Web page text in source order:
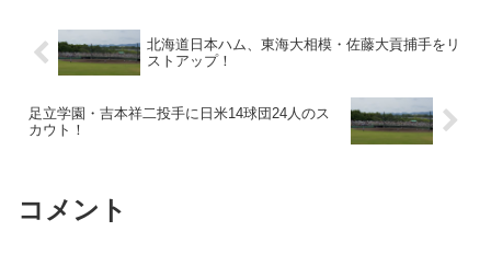
北海道日本ハム、東海大相模・佐藤大貢捕手をリ
ストアップ！
足立学園・吉本祥二投手に日米14球団24人のス
カウト！
コメント